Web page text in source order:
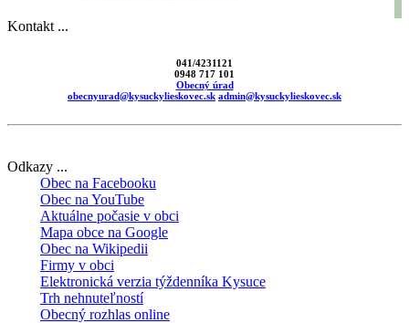
Kontakt ...
041/4231121
0948 717 101
Obecný úrad
obecnyurad@kysuckylieskovec.sk admin@kysuckylieskovec.sk
Odkazy ...
Obec na Facebooku
Obec na YouTube
Aktuálne počasie v obci
Mapa obce na Google
Obec na Wikipedii
Firmy v obci
Elektronická verzia týždenníka Kysuce
Trh nehnuteľností
Obecný rozhlas online